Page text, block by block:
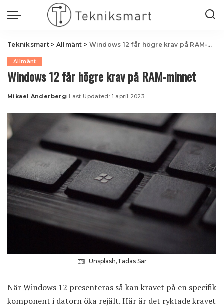
Tekniksmart> Allmänt > Windows 12 får högre krav på RAM-minnet
Allmänt
Windows 12 får högre krav på RAM-minnet
Posted
Mikael Anderberg Last Updated: 1 april 2023
Unsplash,Tadas Sar
När Windows 12 presenteras så kan kravet på en specifik
komponent i datorn öka rejält. Här är det ryktade kravet